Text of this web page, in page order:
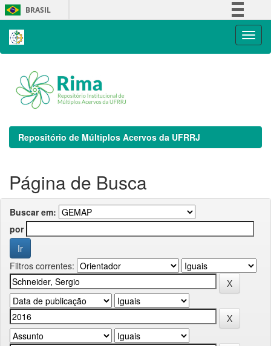
Skip
navigation
BRASIL
Repositório de Múltiplos Acervos da UFRRJ
Página de Busca
Buscar em:
por
Filtros correntes: